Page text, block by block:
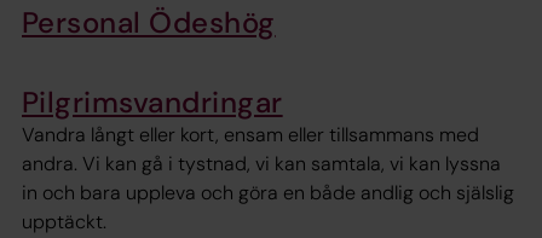
Personal Ödeshög
Pilgrimsvandringar
Vandra långt eller kort, ensam eller tillsammans med
andra. Vi kan gå i tystnad, vi kan samtala, vi kan lyssna
in och bara uppleva och göra en både andlig och själslig
upptäckt.